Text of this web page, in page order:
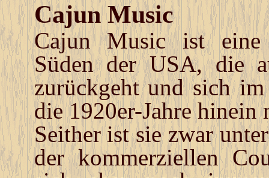
Cajun Music
Cajun Music ist eine
Süden der USA, die
zurückgeht und sich
die 1920er-Jahre hinein
Seither ist sie zwar
der kommerziellen